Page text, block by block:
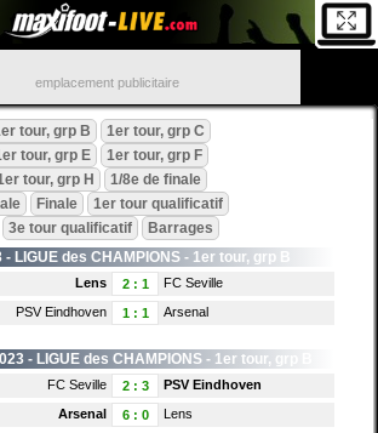
emplacement publicitaire
tour, grp B
1er tour, grp C
tour, grp E
1er tour, grp F
tour, grp H
1/8e de finale
Finale
1er tour qualificatif
3e tour qualificatif
Barrages
- LIGUE des CHAMPIONS - 1er tour, grp B
Lens 2: 1
FC Seville
PSV Eindhoven 1: 1 Arsenal
- LIGUE des CHAMPIONS - 1er tour, grp B
FC Seville 2: 3
PSV Eindhoven
Arsenal 6: 0 Lens